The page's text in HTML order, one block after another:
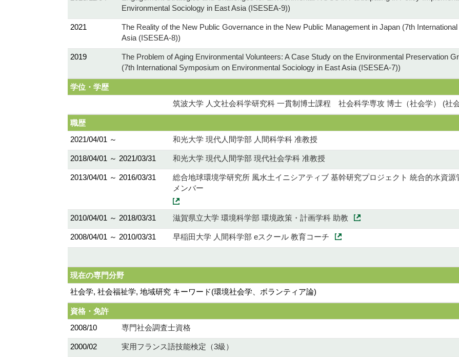
Environmental Sociology in East Asia (ISESEA-9))
2021
The Reality of the New Public Governance in the New Public Management in Japan (7th
Asia (ISESEA-8))
2019
The Problem of Aging Environmental Volunteers: A Case Study on the Environmental Preservation
(7th International Symposium on Environmental Sociology in East Asia (ISESEA-7))
学位・学歴
筑波大学 人文社会科学研究科 一貫制博士課程 社会科学専攻 博士（社会学） (社
職歴
2021/04/01 ～
和光大学 現代人間学部 人間科学科 准教授
2018/04/01 ～ 2021/03/31 和光大学 現代人間学部 現代社会学科 准教授
2013/04/01 ～ 2016/03/31
総合地球環境学研究所 風水土イニシアティブ 基幹研究プロジェクト 統合的水資
メンバー
2010/04/01 ～ 2018/03/31 滋賀県立大学 環境科学部 環境政策・計画学科 助教
2008/04/01 ～ 2010/03/31 早稲田大学 人間科学部 eスクール 教育コーチ
現在の専門分野
社会学, 社会福祉学, 地域研究 キーワード(環境社会学、ボランティア論)
資格・免許
2008/10
専門社会調査士資格
2000/02 実用フランス語技能検定（3級）